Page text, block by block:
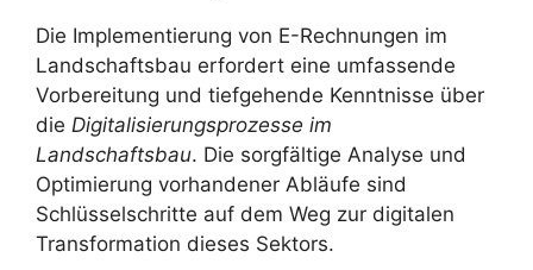
Die Implementierung von E-Rechnungen im
Landschaftsbau erfordert eine umfassende
Vorbereitung und tiefgehende Kenntnisse über
die Digitalisierungsprozesse im
Landschaftsbau. Die sorgfältige Analyse und
Optimierung vorhandener Abläufe sind
Schlüsselschritte auf dem Weg zur digitalen
Transformation dieses Sektors.